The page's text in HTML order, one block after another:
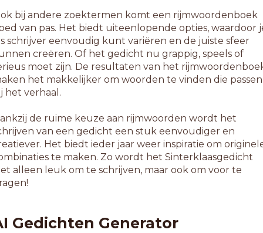
letterwoorden
bij andere zoektermen komt een rijmwoordenboek
van pas. Het biedt uiteenlopende opties, waardoor
schrijver eenvoudig kunt variëren en de juiste sfeer
creëren. Of het gedicht nu grappig, speels of
moet zijn. De resultaten van het
het makkelijker om woorden te vinden die passen
het verhaal.
de ruime keuze aan rijmwoorden wordt het
van een gedicht een stuk eenvoudiger en
Het biedt ieder jaar weer inspiratie om
te maken. Zo wordt het Sinterklaasgedicht
alleen leuk om te schrijven, maar ook om voor te
Gedichten Generator